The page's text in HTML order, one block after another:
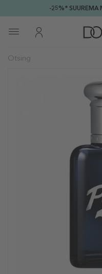
-25%* SUUREMA